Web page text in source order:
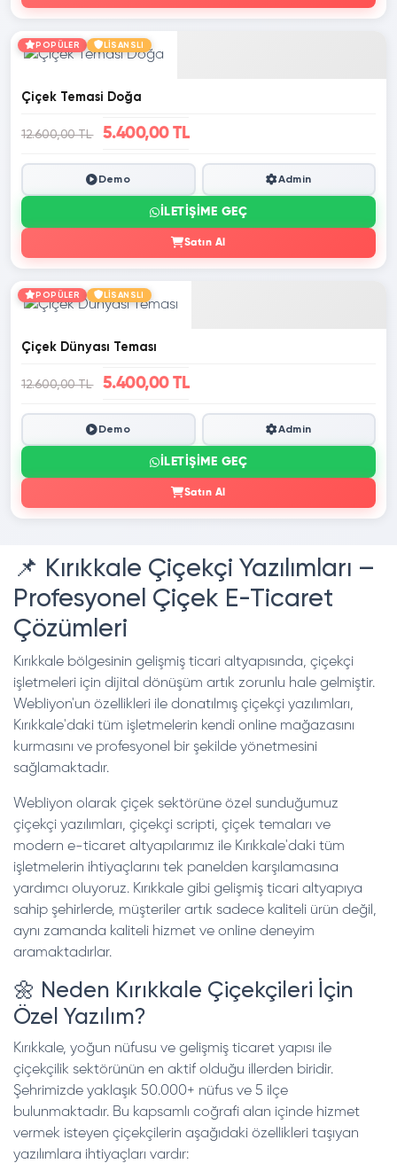
POPÜLER LİSANSLI
Çiçek Temasi Doğa
12.600,00 TL 5.400,00 TL
Demo Admin
İLETIŞIME GEÇ
Satın Al
POPÜLER LİSANSLI
Çiçek Dünyası Teması
12.600,00 TL 5.400,00 TL
Demo Admin
İLETIŞIME GEÇ
Satın Al
📌 Kırıkkale Çiçekçi Yazılımları –
Profesyonel Çiçek E-Ticaret
Çözümleri
Kırıkkale bölgesinin gelişmiş ticari altyapısında, çiçekçi
işletmeleri için dijital dönüşüm artık zorunlu hale gelmiştir.
Webliyon'un özellikleri ile donatılmış çiçekçi yazılımları,
Kırıkkale'daki tüm işletmelerin kendi online mağazasını
kurmasını ve profesyonel bir şekilde yönetmesini
sağlamaktadır.
Webliyon olarak çiçek sektörüne özel sunduğumuz
çiçekçi yazılımları, çiçekçi scripti, çiçek temaları ve
modern e-ticaret altyapılarımız ile Kırıkkale'daki tüm
işletmelerin ihtiyaçlarını tek panelden karşılamasına
yardımcı oluyoruz. Kırıkkale gibi gelişmiş ticari altyapıya
sahip şehirlerde, müşteriler artık sadece kaliteli ürün değil,
aynı zamanda kaliteli hizmet ve online deneyim
aramaktadırlar.
🌼 Neden Kırıkkale Çiçekçileri İçin
Özel Yazılım?
Kırıkkale, yoğun nüfusu ve gelişmiş ticaret yapısı ile
çiçekçilik sektörünün en aktif olduğu illerden biridir.
Şehrimizde yaklaşık 50.000+ nüfus ve 5 ilçe
bulunmaktadır. Bu kapsamlı coğrafi alan içinde hizmet
vermek isteyen çiçekçilerin aşağıdaki özellikleri taşıyan
yazılımlara ihtiyaçları vardır: